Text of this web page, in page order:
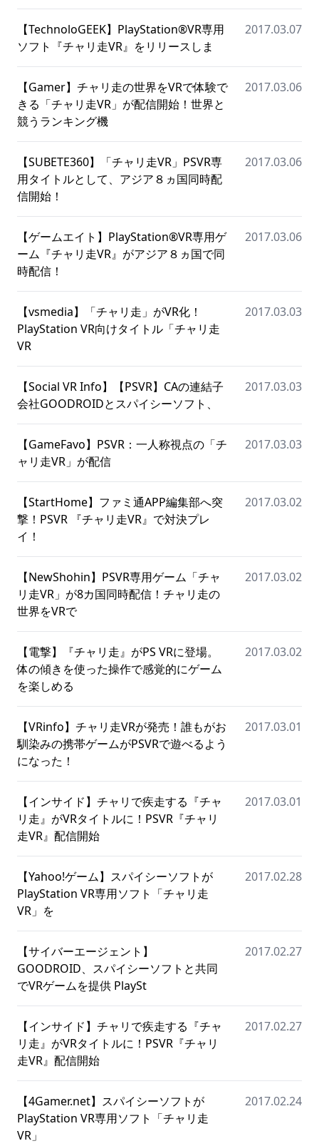
【TechnoloGEEK】PlayStation®VR専用
ソフト『チャリ走VR』をリリースしま
2017.03.07
【Gamer】チャリ走の世界をVRで体験で
きる「チャリ走VR」が配信開始！世界と
競うランキング機
2017.03.06
【SUBETE360】「チャリ走VR」PSVR専
用タイトルとして、アジア８ヵ国同時配
信開始！
2017.03.06
【ゲームエイト】PlayStation®VR専用ゲ
ーム『チャリ走VR』がアジア８ヵ国で同
時配信！
2017.03.06
【vsmedia】「チャリ走」がVR化！
PlayStation VR向けタイトル「チャリ走
VR
2017.03.03
【Social VR Info】【PSVR】CAの連結子
会社GOODROIDとスパイシーソフト、
2017.03.03
【GameFavo】PSVR：一人称視点の「チ
ャリ走VR」が配信
2017.03.03
【StartHome】ファミ通APP編集部へ突
撃！PSVR 『チャリ走VR』で対決プレ
イ！
2017.03.02
【NewShohin】PSVR専用ゲーム「チャ
リ走VR」が8カ国同時配信！チャリ走の
世界をVRで
2017.03.02
【電撃】『チャリ走』がPS VRに登場。
体の傾きを使った操作で感覚的にゲーム
を楽しめる
2017.03.02
【VRinfo】チャリ走VRが発売！誰もがお
馴染みの携帯ゲームがPSVRで遊べるよう
になった！
2017.03.01
【インサイド】チャリで疾走する『チャ
リ走』がVRタイトルに！PSVR『チャリ
走VR』配信開始
2017.03.01
【Yahoo!ゲーム】スパイシーソフトが
PlayStation VR専用ソフト「チャリ走
VR」を
2017.02.28
【サイバーエージェント】
GOODROID、スパイシーソフトと共同
でVRゲームを提供 PlaySt
2017.02.27
【インサイド】チャリで疾走する『チャ
リ走』がVRタイトルに！PSVR『チャリ
走VR』配信開始
2017.02.27
【4Gamer.net】スパイシーソフトが
PlayStation VR専用ソフト「チャリ走
VR」
2017.02.24